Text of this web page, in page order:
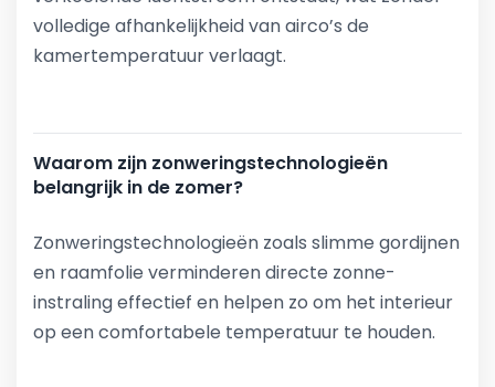
volledige afhankelijkheid van airco’s de
kamertemperatuur verlaagt.
Waarom zijn zonweringstechnologieën
belangrijk in de zomer?
Zonweringstechnologieën zoals slimme gordijnen
en raamfolie verminderen directe zonne-
instraling effectief en helpen zo om het interieur
op een comfortabele temperatuur te houden.